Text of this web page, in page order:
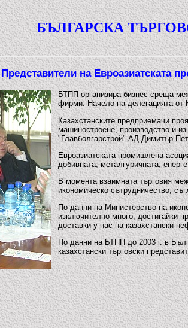
БЪЛГАРСКА
Представители на Евроазиатската
БТПП организира бизнес среща
фирми. Начело на делегацията от
Казахстанските предприемачи
машиностроене, производство и
"Главболгарстрой" АД Димитър
Евроазиатската промишлена
добивната, металгуричната,
В момента взаимната търговия
икономическо сътрудничество,
По данни на Министерство на
изключително много, достигайки
доставки у нас на казахстански
По данни на БТПП до 2003 г. в
казахстански търговски